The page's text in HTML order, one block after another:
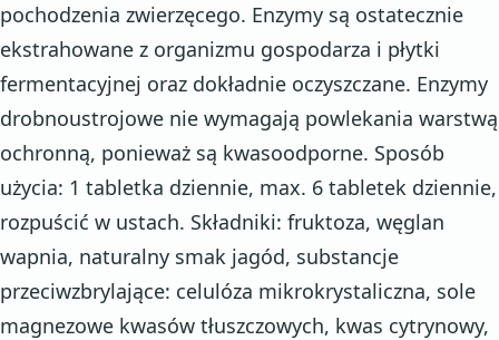
pochodzenia zwierzęcego. Enzymy są ostatecznie
ekstrahowane z organizmu gospodarza i płytki
fermentacyjnej oraz dokładnie oczyszczane. Enzymy
drobnoustrojowe nie wymagają powlekania warstwą
ochronną, ponieważ są kwasoodporne. Sposób
użycia: 1 tabletka dziennie, max. 6 tabletek dziennie,
rozpuścić w ustach. Składniki: fruktoza, węglan
wapnia, naturalny smak jagód, substancje
przeciwzbrylające: celulóza mikrokrystaliczna, sole
magnezowe kwasów tłuszczowych, kwas cytrynowy,